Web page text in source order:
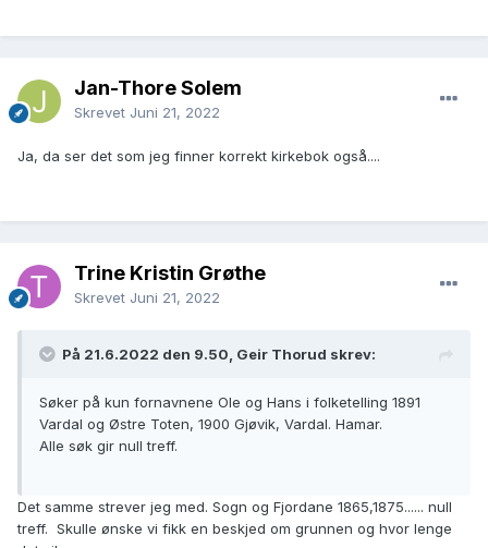
Jan-Thore Solem
Skrevet Juni 21, 2022
Ja, da ser det som jeg finner korrekt kirkebok også....
Trine Kristin Grøthe
Skrevet Juni 21, 2022
På 21.6.2022 den 9.50, Geir Thorud skrev:
Søker på kun fornavnene Ole og Hans i folketelling 1891
Vardal og Østre Toten, 1900 Gjøvik, Vardal. Hamar.
Alle søk gir null treff.
Det samme strever jeg med. Sogn og Fjordane 1865,1875...... null
treff. Skulle ønske vi fikk en beskjed om grunnen og hvor lenge